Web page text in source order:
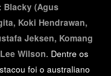
Blacky (Agus
Koki Hendrawan,
Jeksen, Komang
Wilson. Dentre os
foi o australiano